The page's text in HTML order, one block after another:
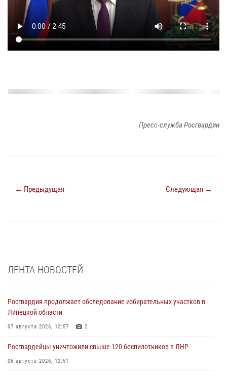
Пресс-служба Росгвардии
← Предыдущая Следующая →
ЛЕНТА НОВОСТЕЙ
Росгвардия продолжает обследование избирательных участков в
Липецкой области
07 августа 2026, 12:57 2
Росгвардейцы уничтожили свыше 120 беспилотников в ЛНР
06 августа 2026, 12:51